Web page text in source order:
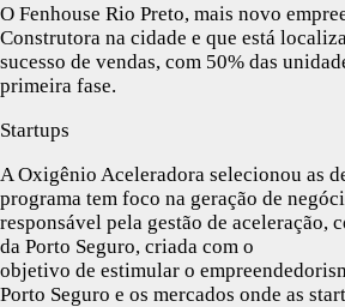
O Fenhouse Rio Preto, mais novo
Construtora na cidade e que está
sucesso de vendas, com 50% das
primeira fase.
Startups
A Oxigênio Aceleradora selecionou as
programa tem foco na geração de
responsável pela gestão de aceleração,
da Porto Seguro, criada com o
objetivo de estimular o
Porto Seguro e os mercados onde as